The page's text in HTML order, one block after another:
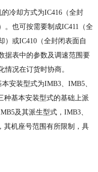
的冷却方式为IC416 （全封
。也可按需要制成IC411 （全
）或IC410 （全封闭表面自
据表中的参数及调速范围要
情况在订货时协商。
本安装型式为IMB3、 IMB5、
种基本安装型式的基础上派
及其派生型式， IMB3、
其机座号范围有所限制，具